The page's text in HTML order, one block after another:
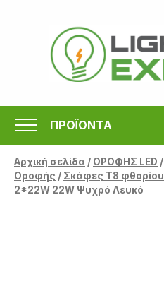
περιεχόμενο
ΠΡΟΪΟΝΤΑ
Αρχική σελίδα/ ΟΡΟΦΗΣ LED /
Οροφής / Σκάφες Τ8 φθορίου
2*22W 22W Ψυχρό Λευκό